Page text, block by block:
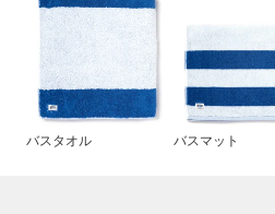
バスタオル バスマット